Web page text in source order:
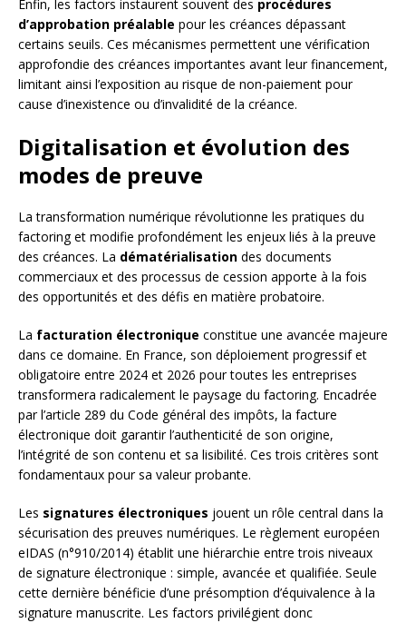
Enfin, les factors instaurent souvent des procédures
d’approbation préalable pour les créances dépassant
certains seuils. Ces mécanismes permettent une vérification
approfondie des créances importantes avant leur financement,
limitant ainsi l’exposition au risque de non-paiement pour
cause d’inexistence ou d’invalidité de la créance.
Digitalisation et évolution des
modes de preuve
La transformation numérique révolutionne les pratiques du
factoring et modifie profondément les enjeux liés à la preuve
des créances. La dématérialisation des documents
commerciaux et des processus de cession apporte à la fois
des opportunités et des défis en matière probatoire.
La facturation électronique constitue une avancée majeure
dans ce domaine. En France, son déploiement progressif et
obligatoire entre 2024 et 2026 pour toutes les entreprises
transformera radicalement le paysage du factoring. Encadrée
par l’article 289 du Code général des impôts, la facture
électronique doit garantir l’authenticité de son origine,
l’intégrité de son contenu et sa lisibilité. Ces trois critères sont
fondamentaux pour sa valeur probante.
Les signatures électroniques jouent un rôle central dans la
sécurisation des preuves numériques. Le règlement européen
eIDAS (n°910/2014) établit une hiérarchie entre trois niveaux
de signature électronique : simple, avancée et qualifiée. Seule
cette dernière bénéficie d’une présomption d’équivalence à la
signature manuscrite. Les factors privilégient donc